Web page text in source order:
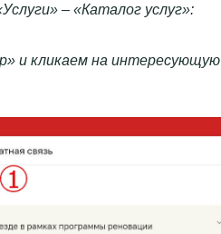
– «Каталог услуг»:
и кликаем на интересующую